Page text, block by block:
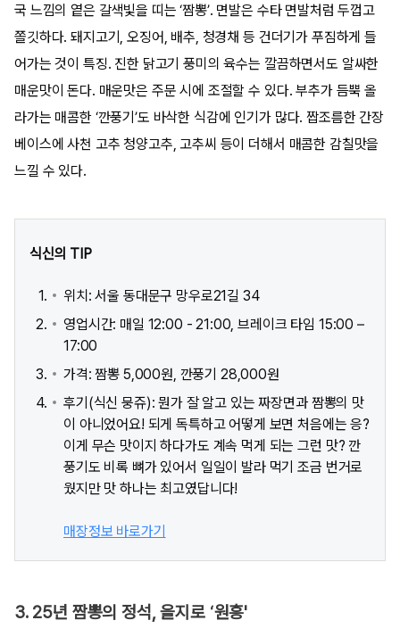
국 느낌의 옅은 갈색빛을 띠는 ‘짬뽕’. 면발은 수타 면발처럼 두껍고
쫄깃하다. 돼지고기, 오징어, 배추, 청경채 등 건더기가 푸짐하게 들
어가는 것이 특징. 진한 닭고기 풍미의 육수는 깔끔하면서도 알싸한
매운맛이 돈다. 매운맛은 주문 시에 조절할 수 있다. 부추가 듬뿍 올
라가는 매콤한 ‘깐풍기’도 바삭한 식감에 인기가 많다. 짭조름한 간장
베이스에 사천 고추 청양고추, 고추씨 등이 더해서 매콤한 감칠맛을
느낄 수 있다.
식신의 TIP
위치: 서울 동대문구 망우로21길 34
영업시간: 매일 12:00 - 21:00, 브레이크 타임 15:00 –
17:00
가격: 짬뽕 5,000원, 깐풍기 28,000원
후기(식신 뭉쥬): 뭔가 잘 알고 있는 짜장면과 짬뽕의 맛
이 아니었어요! 되게 독특하고 어떻게 보면 처음에는 응?
이게 무슨 맛이지 하다가도 계속 먹게 되는 그런 맛? 깐
풍기도 비록 뼈가 있어서 일일이 발라 먹기 조금 번거로
웠지만 맛 하나는 최고였답니다!
매장정보 바로가기
3. 25년 짬뽕의 정석, 을지로 ‘원흥'